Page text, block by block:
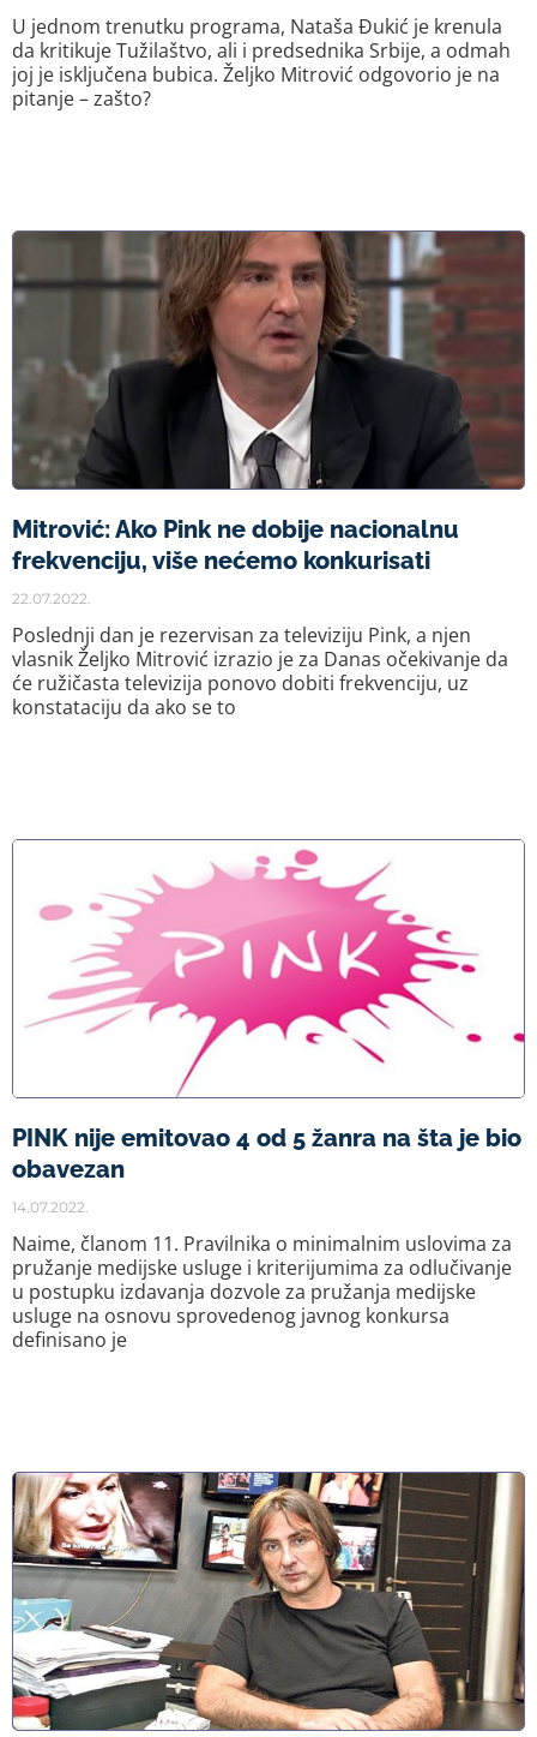
U jednom trenutku programa, Nataša Đukić je krenula
da kritikuje Tužilaštvo, ali i predsednika Srbije, a odmah
joj je isključena bubica. Željko Mitrović odgovorio je na
pitanje – zašto?
Mitrović: Ako Pink ne dobije nacionalnu
frekvenciju, više nećemo konkurisati
22.07.2022.
Poslednji dan je rezervisan za televiziju Pink, a njen
vlasnik Željko Mitrović izrazio je za Danas očekivanje da
će ružičasta televizija ponovo dobiti frekvenciju, uz
konstataciju da ako se to
PINK nije emitovao 4 od 5 žanra na šta je bio
obavezan
14.07.2022.
Naime, članom 11. Pravilnika o minimalnim uslovima za
pružanje medijske usluge i kriterijumima za odlučivanje
u postupku izdavanja dozvole za pružanja medijske
usluge na osnovu sprovedenog javnog konkursa
definisano je